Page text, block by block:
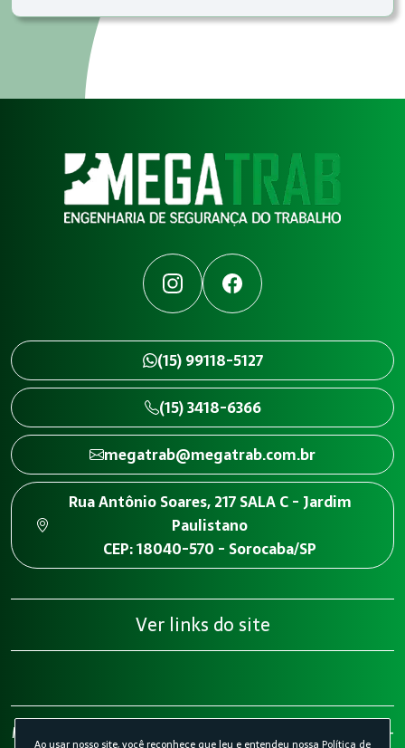
InstagramFacebook
(15) 99118-5127
(15) 3418-6366
megatrab@megatrab.com.br
Rua Antônio Soares, 217 SALA C - Jardim
Paulistano
CEP: 18040-570 - Sorocaba/SP
Ver links do site
Megatrab - Engenharia de Segurança do Trabalho 2026 -
Ao usar nosso site, você reconhece que leu e entendeu nossa Política de